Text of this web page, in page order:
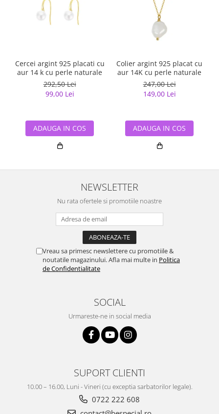
Cercei argint 925 placati cu
aur 14 k cu perle naturale
292,50 Lei
99,00 Lei
ADAUGA IN COS
Colier argint 925 placat cu
aur 14K cu perle naturale
247,00 Lei
149,00 Lei
ADAUGA IN COS
NEWSLETTER
Nu rata ofertele si promotiile noastre
Vreau sa primesc newslettere cu promotiile &
noutatile magazinului. Afla mai multe in Politica
de Confidentialitate
SOCIAL
Urmareste-ne in social media
SUPORT CLIENTI
10.00 – 16.00, Luni - Vineri (cu exceptia sarbatorilor legale).
0722 222 608